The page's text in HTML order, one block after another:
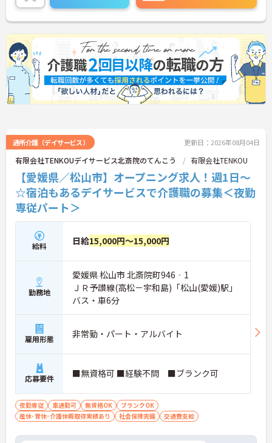
ご興味のある方には、面接対策ポイントなどさらに
詳細をお話いたしますので、お気軽にご相談くださ
い。
■ 駅近で通勤負担を軽減
毎日の通勤がしやすい環境です
・最寄り駅から徒歩2分
す♪
■ 地域に寄り添う介護を実践
利用者様と継続的に関われる環境です
・通い、訪問サービスを提供
・レクリエーション業務あり
→ 利用者様一人ひとりに寄り添った介護を実践でき
ます♪
■ 仕事と私生活を両立しやすい
休暇を確保しながら働ける環境です
・年間休日110日
・月9～10日休み
・夏季休暇4日あり
通所介護（デイサービス） 更新日：2026年08月04日
有限会社TENKOUデイサービス北斎院のてんこう 有限会社TENKOU
【愛媛県／松山市】オープニング求人！週1日～
☆宿泊もあるデイサービスで介護職の募集＜夜勤
専従パート＞
給料 日給15,000円～15,000円
勤務地
愛媛県 松山市 北斎院町946‐1
ＪＲ予讃線(高松－宇和島)「松山(愛媛)駅」
バス・車6分
雇用形態 非常勤・パート・アルバイト
応募要件 ■無資格可 ■経験不問 ■ブランク可
夜勤専従 車通勤可 無資格OK
ブランクOK
産休･育休･介護休暇取得実績あり
社会保険完備 交通費支給